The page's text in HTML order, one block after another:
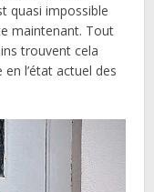
quasi impossible
maintenant. Tout
trouvent cela
l’état actuel des